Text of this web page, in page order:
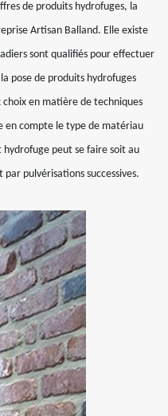
de produits hydrofuges, la
Artisan Balland. Elle existe
sont qualifiés pour effectuer
pose de produits hydrofuges
en matière de techniques
en compte le type de matériau
peut se faire soit au
pulvérisations successives.